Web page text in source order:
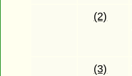
(2)
(3)